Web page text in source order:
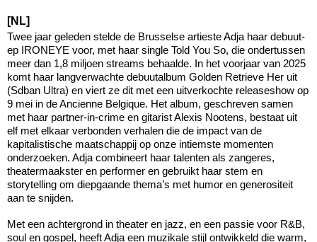
[NL]
Twee jaar geleden stelde de Brusselse artieste Adja haar debuut-
ep IRONEYE voor, met haar single Told You So, die ondertussen
meer dan 1,8 miljoen streams behaalde. In het voorjaar van 2025
komt haar langverwachte debuutalbum Golden Retrieve Her uit
(Sdban Ultra) en viert ze dit met een uitverkochte releaseshow op
9 mei in de Ancienne Belgique. Het album, geschreven samen
met haar partner-in-crime en gitarist Alexis Nootens, bestaat uit
elf met elkaar verbonden verhalen die de impact van de
kapitalistische maatschappij op onze intiemste momenten
onderzoeken. Adja combineert haar talenten als zangeres,
theatermaakster en performer en gebruikt haar stem en
storytelling om diepgaande thema’s met humor en generositeit
aan te snijden.
Met een achtergrond in theater en jazz, en een passie voor R&B,
soul en gospel, heeft Adja een muzikale stijl ontwikkeld die warm,